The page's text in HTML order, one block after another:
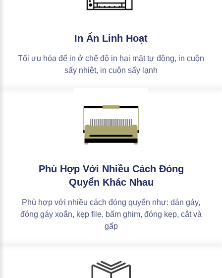
In Ấn Linh Hoạt
Tối ưu hóa để in ở chế độ in hai mặt tự động, in cuộn
sấy nhiệt, in cuộn sấy lạnh
Phù Hợp Với Nhiều Cách Đóng
Quyển Khác Nhau
Phù hợp với nhiều cách đóng quyển như: dán gáy,
đóng gáy xoắn, kẹp file, bấm ghim, đóng kẹp, cắt và
gấp